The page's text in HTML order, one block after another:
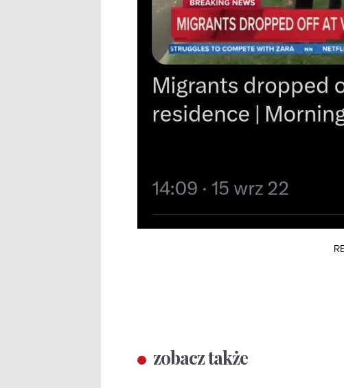
zobacz także